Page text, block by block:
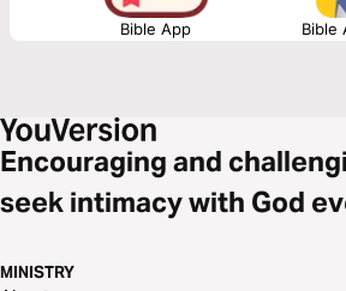
Bible App Bible
Encouraging and
seek intimacy with God
MINISTRY